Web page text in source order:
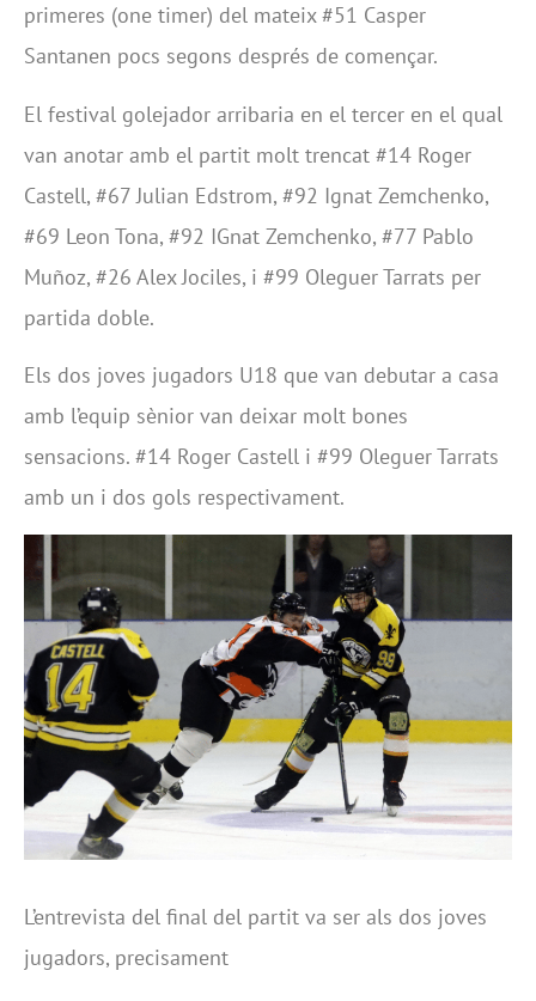
primeres (one timer) del mateix #51 Casper
Santanen pocs segons després de començar.
El festival golejador arribaria en el tercer en el qual
van anotar amb el partit molt trencat #14 Roger
Castell, #67 Julian Edstrom, #92 Ignat Zemchenko,
#69 Leon Tona, #92 IGnat Zemchenko, #77 Pablo
Muñoz, #26 Alex Jociles, i #99 Oleguer Tarrats per
partida doble.
Els dos joves jugadors U18 que van debutar a casa
amb l’equip sènior van deixar molt bones
sensacions. #14 Roger Castell i #99 Oleguer Tarrats
amb un i dos gols respectivament.
L’entrevista del final del partit va ser als dos joves
jugadors, precisament